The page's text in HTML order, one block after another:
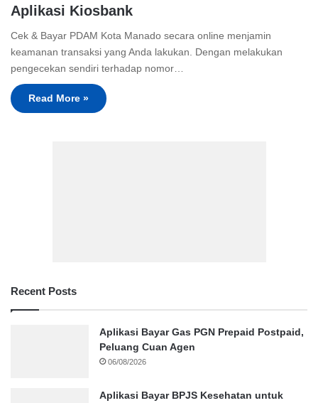
Aplikasi Kiosbank
Cek & Bayar PDAM Kota Manado secara online menjamin
keamanan transaksi yang Anda lakukan. Dengan melakukan
pengecekan sendiri terhadap nomor…
Read More »
Recent Posts
Aplikasi Bayar Gas PGN Prepaid Postpaid,
Peluang Cuan Agen
06/08/2026
Aplikasi Bayar BPJS Kesehatan untuk